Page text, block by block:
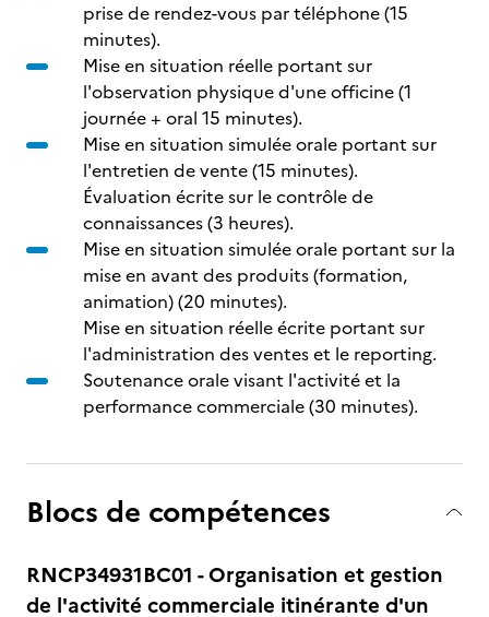
prise de rendez-vous par téléphone (15
minutes).
Mise en situation réelle portant sur
l'observation physique d'une officine (1
journée + oral 15 minutes).
Mise en situation simulée orale portant sur
l'entretien de vente (15 minutes).
Évaluation écrite sur le contrôle de
connaissances (3 heures).
Mise en situation simulée orale portant sur la
mise en avant des produits (formation,
animation) (20 minutes).
Mise en situation réelle écrite portant sur
l'administration des ventes et le reporting.
Soutenance orale visant l'activité et la
performance commerciale (30 minutes).
Blocs de compétences
RNCP34931BC01 - Organisation et gestion
de l'activité commerciale itinérante d'un